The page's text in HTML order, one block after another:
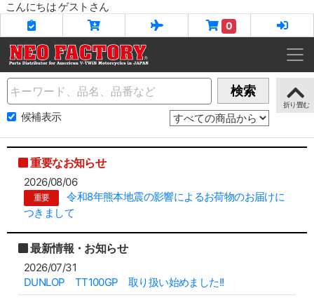
こんにちは ゲストさん
0
Name 検索
候補表示
重要なお知らせ
2026/08/06
重要
令和8年熊本地震の影響によるお荷物のお届けに
つきまして
最新情報・お知らせ
2026/07/31
DUNLOP TT100GP 取り扱い始めました!!